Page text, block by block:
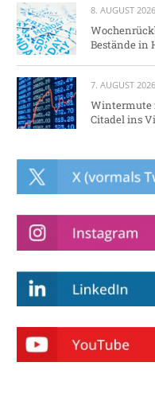
8. AUGUST 2026
Bestände in
7. AUGUST 2026
Wintermute
Citadel ins